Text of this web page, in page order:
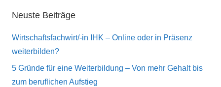
Neuste Beiträge
Wirtschaftsfachwirt/-in IHK – Online oder in Präsenz
weiterbilden?
5 Gründe für eine Weiterbildung – Von mehr Gehalt bis
zum beruflichen Aufstieg